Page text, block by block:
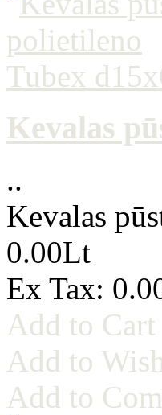
Kevalas
..
Kevalas
0.00Lt
Ex Tax:
Add to Cart
Add to
Add to